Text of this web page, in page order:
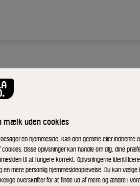
mælk uden cookies
en hjemmeside, kan den gemme eller indhente
cookies. Disse oplysninger kan handle om dig, dine
til at fungere korrekt. Oplysningerne
en mere personlig hjemmesideoplevelse. Du kan
overskrifter for at finde ud af mere og ændre i